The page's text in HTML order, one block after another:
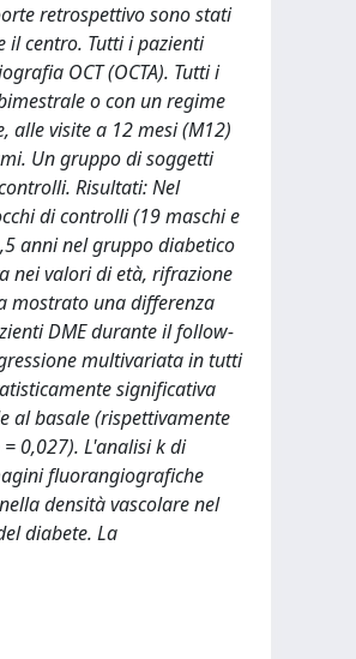
retrospettivo sono stati
il centro. Tutti i pazienti
OCT (OCTA). Tutti i
o con un regime
alle visite a 12 mesi (M12)
Un gruppo di soggetti
Risultati: Nel
di controlli (19 maschi e
anni nel gruppo diabetico
nei valori di età, rifrazione
mostrato una differenza
DME durante il follow-
multivariata in tutti
significativa
al basale (rispettivamente
0,027). L'analisi k di
fluorangiografiche
densità vascolare nel
diabete. La